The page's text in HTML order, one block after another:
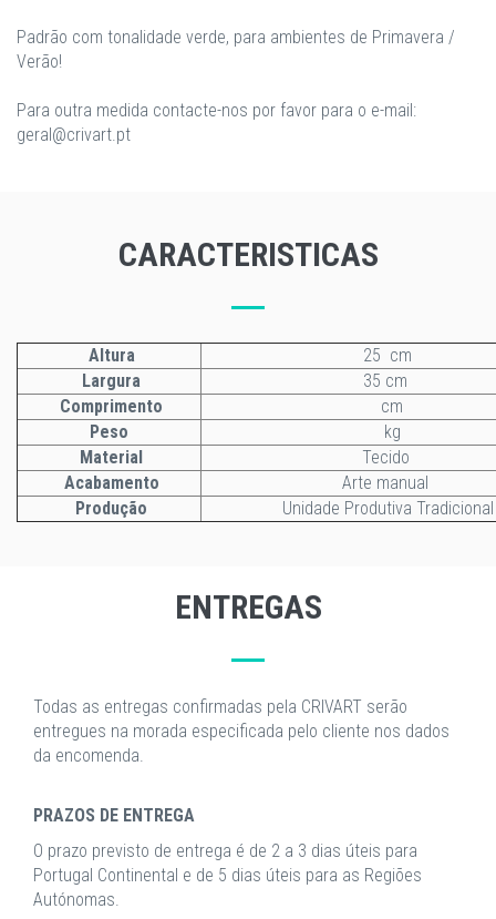
Padrão com tonalidade verde, para ambientes de Primavera /
Verão!
Para outra medida contacte-nos por favor para o e-mail:
geral@crivart.pt
CARACTERISTICAS
Altura
25 cm
Largura
35 cm
Comprimento
cm
Peso
kg
Material
Tecido
Acabamento
Arte manual
Produção
Unidade Produtiva Tradicional
ENTREGAS
Todas as entregas confirmadas pela CRIVART serão
entregues na morada especificada pelo cliente nos dados
da encomenda.
PRAZOS DE ENTREGA
O prazo previsto de entrega é de 2 a 3 dias úteis para
Portugal Continental e de 5 dias úteis para as Regiões
Autónomas.